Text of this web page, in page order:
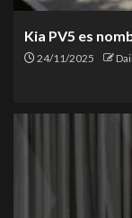
Kia PV5 es
24/11/2025